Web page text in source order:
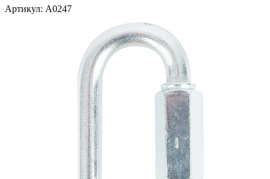
Артикул: A0247